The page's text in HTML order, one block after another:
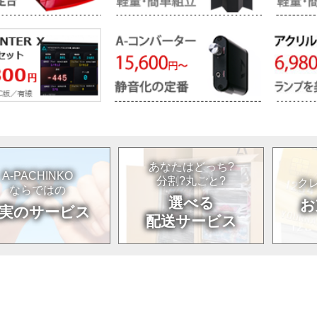
A-PACHINKO
ならではの
のサービス
あなたはどっち?
分割?丸ごと?
選べる
配送サービス
ク